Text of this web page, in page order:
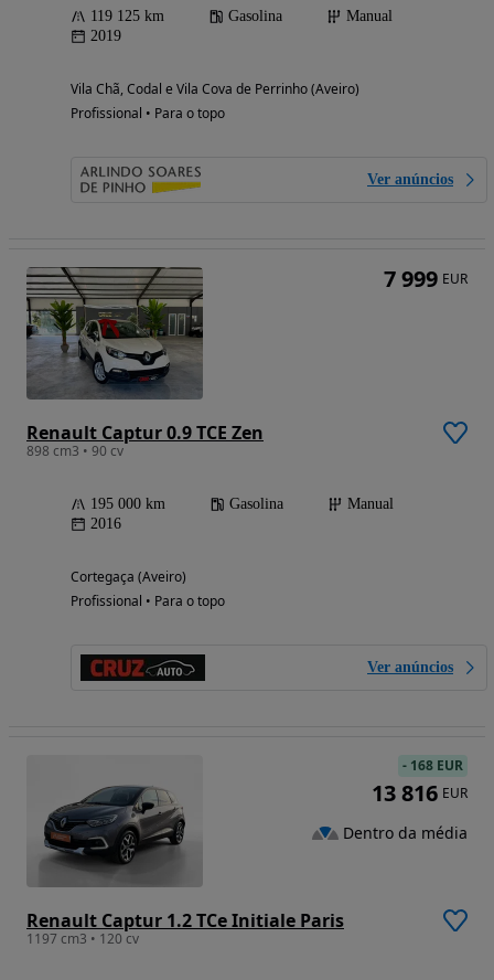
119 125 km Gasolina
Manual
2019
Vila Chã, Codal e Vila Cova de Perrinho (Aveiro)
Profissional • Para o topo
Ver anúncios
Renault Captur 0.9 TCE Zen
898 cm3 • 90 cv
195 000 km Gasolina
Manual
2016
Cortegaça (Aveiro)
Profissional • Para o topo
Ver anúncios
7 999 EUR
Renault Captur 1.2 TCe Initiale Paris
1197 cm3 • 120 cv
- 168 EUR
13 816 EUR
Dentro da média